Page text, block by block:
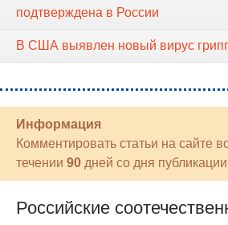
подтверждена в России
В США выявлен новый вирус
Информация
Комментировать статьи на сайте
течении 90 дней со дня
Российские